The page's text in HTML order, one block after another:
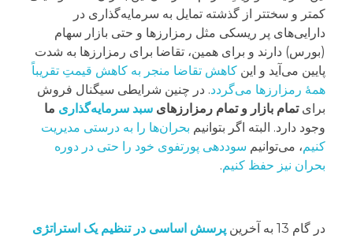
کمتر و سختتر از گذشته تمایل به سرمایه‌گذاری در
دارایی‌های پر ریسکی مثل رمزارزها و حتی بازار سهام
(بورس) دارند و برای همین، تقاضا برای رمزارزها به شدت
پایین می‌آید و این کاهش تقاضا منجر به کاهش قیمتِ تقریباً
همۀ رمزارزها می‌گردد. در چنین شرایطی سیگنال فروش
برایتمام بازار و تمام رمزارزهای سبد سرمایه‌گذاری ما
وجود دارد. البته اگر بتوانیم بحران‌ها را به درستی مدیریت
کنیم، می‌توانیم سوددهی پورتفوی خود را حتی در دوره
بحران نیز حفظ کنیم.
در گام 13 به آخرین
پرسش اساسی در تنظیم یک استراتژی